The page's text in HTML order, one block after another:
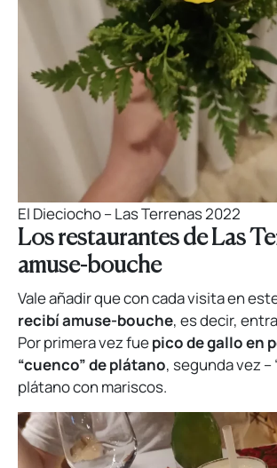
El Dieciocho – Las Terrenas 2022
Los restaurantes de Las
amuse-bouche
Vale añadir que con cada visita en
recibí amuse-bouche, es decir,
Por primera vez fuepico de gallo en
“cuenco” de plátano, segunda vez –
plátano con mariscos.